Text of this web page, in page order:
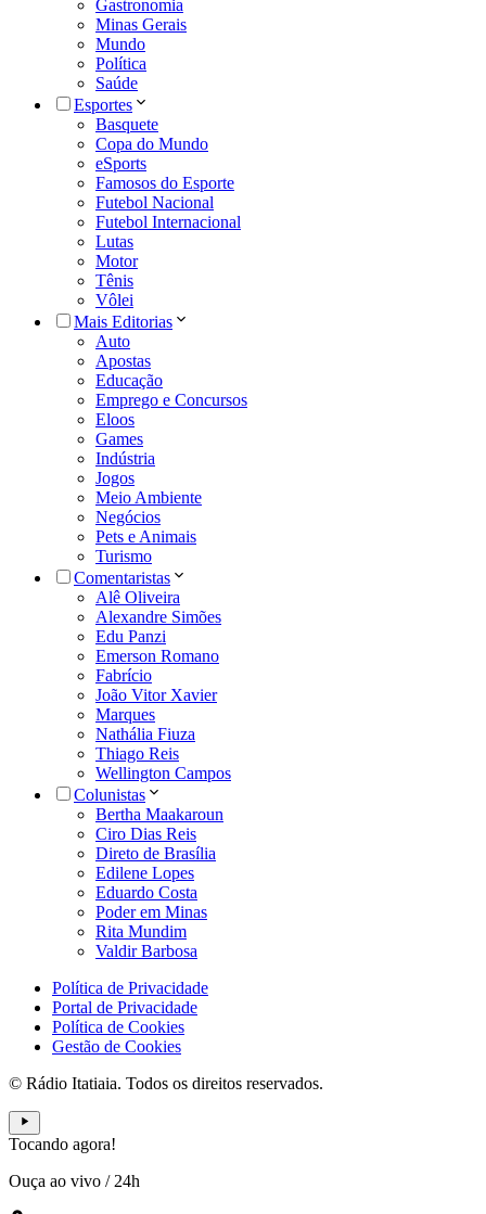
Gastronomia
Minas Gerais
Mundo
Política
Saúde
Esportes
Basquete
Copa do Mundo
eSports
Famosos do Esporte
Futebol Nacional
Futebol Internacional
Lutas
Motor
Tênis
Vôlei
Mais Editorias
Auto
Apostas
Educação
Emprego e Concursos
Eloos
Games
Indústria
Jogos
Meio Ambiente
Negócios
Pets e Animais
Turismo
Comentaristas
Alê Oliveira
Alexandre Simões
Edu Panzi
Emerson Romano
Fabrício
João Vitor Xavier
Marques
Nathália Fiuza
Thiago Reis
Wellington Campos
Colunistas
Bertha Maakaroun
Ciro Dias Reis
Direto de Brasília
Edilene Lopes
Eduardo Costa
Poder em Minas
Rita Mundim
Valdir Barbosa
Política de Privacidade
Portal de Privacidade
Política de Cookies
Gestão de Cookies
© Rádio Itatiaia. Todos os direitos reservados.
Tocando agora!
Ouça ao vivo / 24h